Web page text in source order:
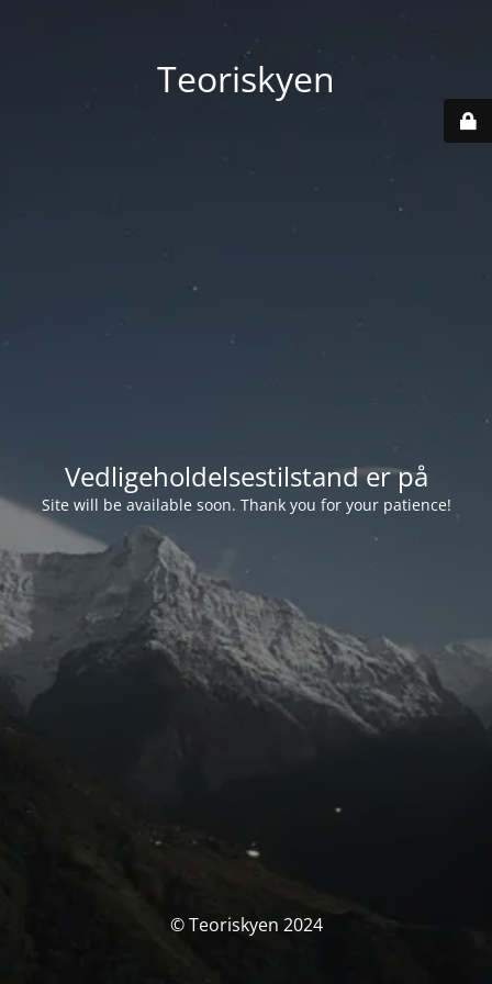
Teoriskyen
Vedligeholdelsestilstand er på
Site will be available soon. Thank you for your patience!
© Teoriskyen 2024